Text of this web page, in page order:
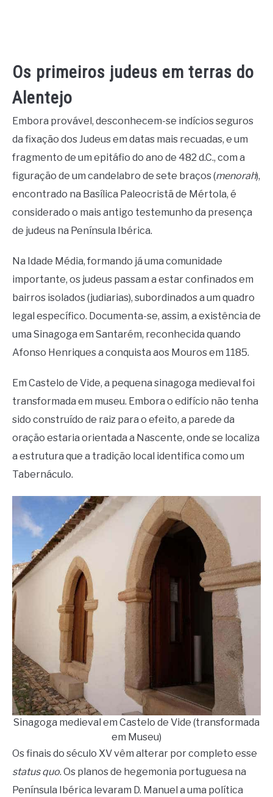
Os primeiros judeus em terras do
Alentejo
Embora provável, desconhecem-se indícios seguros
da fixação dos Judeus em datas mais recuadas, e um
fragmento de um epitáfio do ano de 482 d.C., com a
figuração de um candelabro de sete braços (menorah),
encontrado na Basílica Paleocristã de Mértola, é
considerado o mais antigo testemunho da presença
de judeus na Península Ibérica.
Na Idade Média, formando já uma comunidade
importante, os judeus passam a estar confinados em
bairros isolados (judiarias), subordinados a um quadro
legal específico. Documenta-se, assim, a existência de
uma Sinagoga em Santarém, reconhecida quando
Afonso Henriques a conquista aos Mouros em 1185.
Em Castelo de Vide, a pequena sinagoga medieval foi
transformada em museu. Embora o edifício não tenha
sido construído de raiz para o efeito, a parede da
oração estaria orientada a Nascente, onde se localiza
a estrutura que a tradição local identifica como um
Tabernáculo.
Sinagoga medieval em Castelo de Vide (transformada
em Museu)
Os finais do século XV vêm alterar por completo esse
status quo. Os planos de hegemonia portuguesa na
Península Ibérica levaram D. Manuel a uma política